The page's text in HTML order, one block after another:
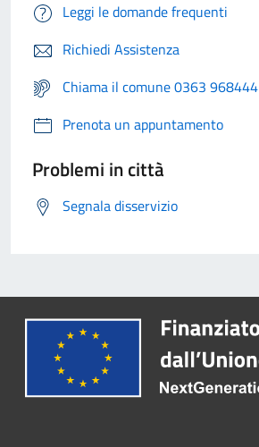
Leggi le domande frequenti
Richiedi Assistenza
Chiama il comune 0363 968444
Prenota un appuntamento
Problemi in città
Segnala disservizio